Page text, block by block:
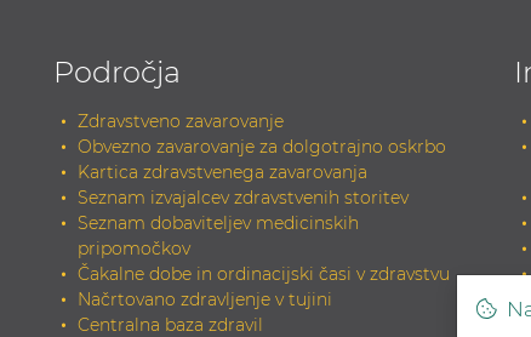
Področja
Zdravstveno zavarovanje
Obvezno zavarovanje za dolgotrajno oskrbo
Kartica zdravstvenega zavarovanja
Seznam izvajalcev zdravstvenih storitev
Seznam dobaviteljev medicinskih
pripomočkov
Čakalne dobe in ordinacijski časi v zdravstvu
Načrtovano zdravljenje v tujini
Centralna baza zdravil